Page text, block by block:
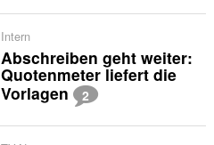
Intern
Abschreiben geht weiter:
Quotenmeter liefert die
Vorlagen
2